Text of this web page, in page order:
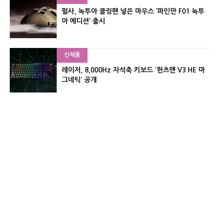
펄사, 녹투아 쿨링팬 넣은 마우스 ‘파인만 F01 녹투
아 에디션’ 출시
신제품
레이저, 8,000Hz 자석축 키보드 ‘헌츠맨 V3 HE 마
그네틱’ 공개